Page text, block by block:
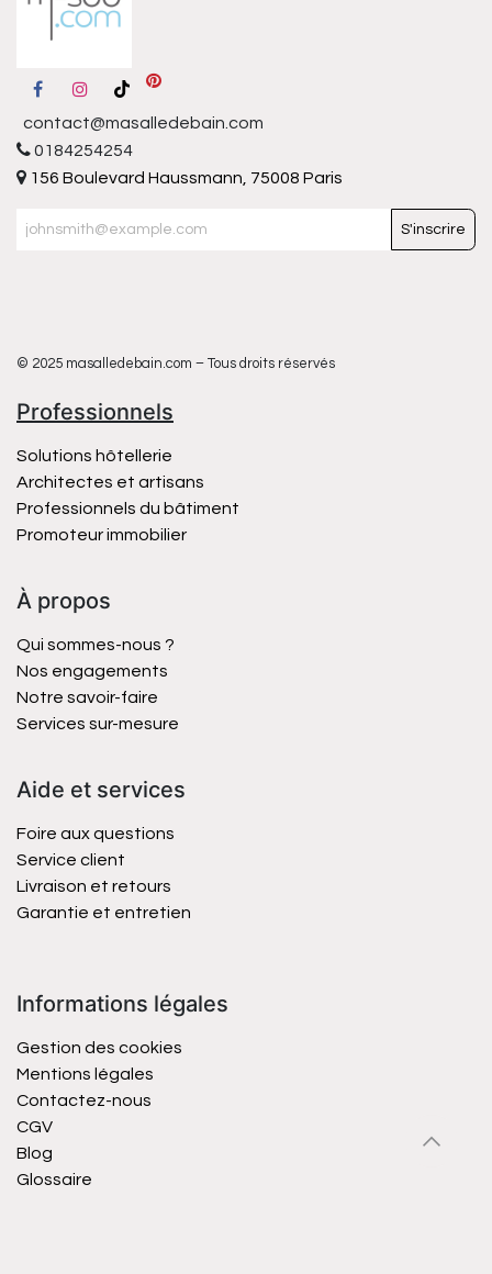
contact@masalledebain.com
0184254254
156 Boulevard Haussmann, 75008 Paris
S'inscrire
© 2025 masalledebain.com – Tous droits réservés
Professionnels
Solutions hôtellerie
Architectes et artisans
Professionnels du bâtiment
Promoteur immobilier
À propos
Qui sommes-nous ?
Nos engagements
Notre savoir-faire
Services sur-mesure
Aide et services
Foire aux questions
Service client
Livraison et retours
Garantie et entretien
Informations légales
Gestion des cookies
Mentions légales
Contactez-nous
CGV
Blog
Glossaire